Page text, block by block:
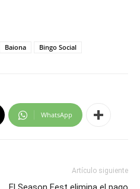
Baiona Bingo Social
WhatsApp
Artículo siguiente